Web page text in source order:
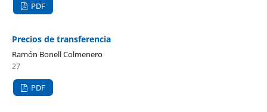
PDF
Precios de transferencia
Ramón Bonell Colmenero
27
PDF